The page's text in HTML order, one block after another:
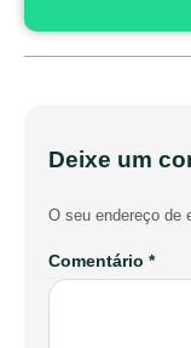
Deixe um
O seu endereço de
Comentário *